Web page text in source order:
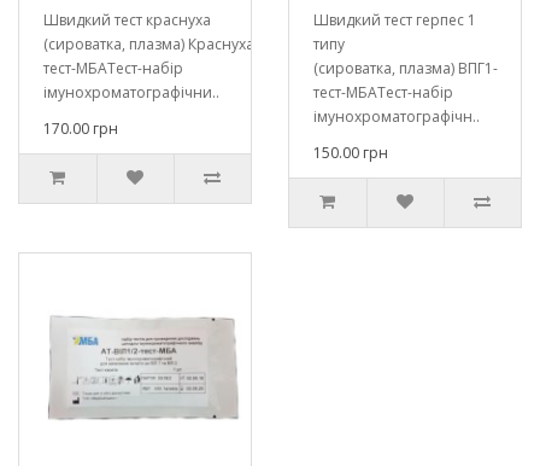
Швидкий тест краснуха
(сироватка, плазма) Краснуха-
тест-МБАТест-набір
імунохроматографічни..
170.00 грн
Швидкий тест герпес 1
типу
(сироватка, плазма) ВПГ1-
тест-МБАТест-набір
імунохроматографічн..
150.00 грн